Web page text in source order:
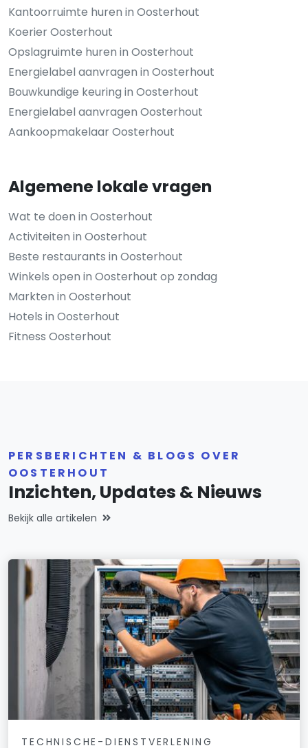
Kantoorruimte huren in Oosterhout
Koerier Oosterhout
Opslagruimte huren in Oosterhout
Energielabel aanvragen in Oosterhout
Bouwkundige keuring in Oosterhout
Energielabel aanvragen Oosterhout
Aankoopmakelaar Oosterhout
Algemene lokale vragen
Wat te doen in Oosterhout
Activiteiten in Oosterhout
Beste restaurants in Oosterhout
Winkels open in Oosterhout op zondag
Markten in Oosterhout
Hotels in Oosterhout
Fitness Oosterhout
PERSBERICHTEN & BLOGS OVER
OOSTERHOUT
Inzichten, Updates & Nieuws
Bekijk alle artikelen
TECHNISCHE-DIENSTVERLENING